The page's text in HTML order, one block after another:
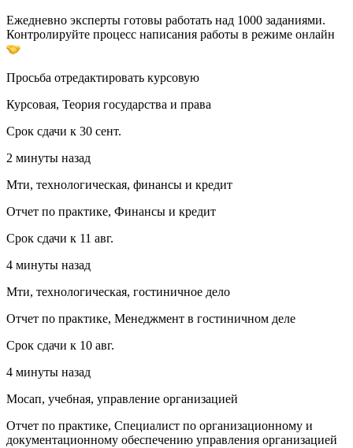
Ежедневно эксперты готовы работать над 1000 заданиями.
Контролируйте процесс написания работы в режиме онлайн
Просьба отредактировать курсовую
Курсовая, Теория государства и права
Срок сдачи к 30 сент.
2 минуты назад
Мти, технологическая, финансы и кредит
Отчет по практике, Финансы и кредит
Срок сдачи к 11 авг.
4 минуты назад
Мти, технологическая, гостиничное дело
Отчет по практике, Менеджмент в гостиничном деле
Срок сдачи к 10 авг.
4 минуты назад
Мосап, учебная, управление организацией
Отчет по практике, Специалист по организационному и
документационному обеспечению управления организацией